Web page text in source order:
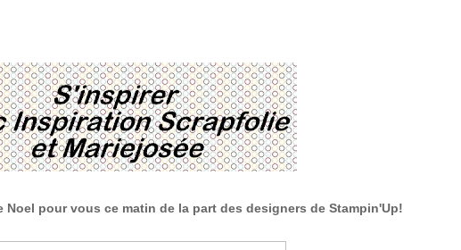
Noel pour vous ce matin de la part des designers de Stampin'Up!